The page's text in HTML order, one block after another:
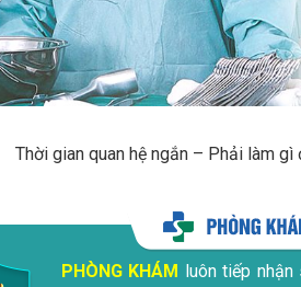
Thời gian quan hệ ngắn – Phải làm
PHÒNG KHÁM luôn tiếp nhận